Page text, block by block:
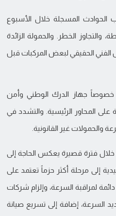
الحوادث المسجلة خلال الأسبوع
والتجاوز الخطر. والحمولة الزائدة
الفني الحقيقي لبعض المركبات قبل
خصوصاً جهاز الدرك الوطني وأمن
على المحاور الرئيسية. والتشدد في
والحمولات غير القانونية.
خلال فترة قصيرة يعكس الحاجة إلى
إلى مرحلة أكثر حزماً تعتمد على
دائمة لمراقبة السرعة، وإلزام شركات
السرعة، إضافة إلى تسريع صيانة